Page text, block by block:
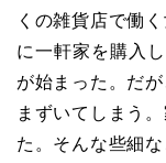
くの雑貨店で働
に一軒家を購入
が始まった。だ
まずいてしまう
た。そんな些細